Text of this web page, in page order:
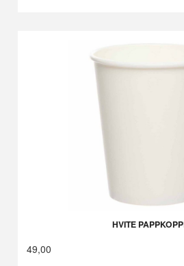
HVITE
49,00